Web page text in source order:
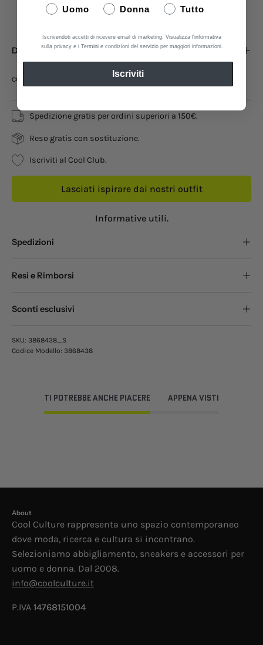
Descrizione Prodotto
COLLEZIONE: PRIMAVERA ESTATE
Spedizione gratis per ordini superiori a 150€.
Reso gratis con sostituzione.
Iscriviti al Cool Club.
Lasciati ispirare dai nostri outfit
Informative utili.
Spedizioni
Resi e Rimborsi
Sconti esclusivi
SKU: 3868438_S
Codice Modello: 3868438
TI POTREBBE ANCHE PIACERE APPENA VISTI
About
Cool Culture rappresenta uno spazio contemporaneo
dove moda, ricerca e cultura si incontrano.
Selezioniamo abbigliamento, sneakers e accessori per
uomo e donna. Dal 2008.
info@coolculture.it
P.IVA 14768151004
Uomo Donna Tutto
Iscrivendoti accetti di ricevere email di marketing. Visualizza l'informativa
sulla privacy e i Termini e condizioni del servizio per maggiori informazioni.
Iscriviti